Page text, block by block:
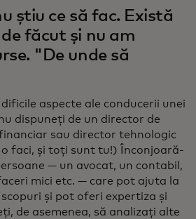
știu ce să fac. Există
făcut și nu am
"De unde să
aspecte ale conducerii unei
dispuneți de un director de
sau director tehnologic
faci, și toți sunt tu!) Înconjoară-
— un avocat, un contabil,
mici etc. — care pot ajuta la
și pot oferi expertiza și
de asemenea, să analizați alte